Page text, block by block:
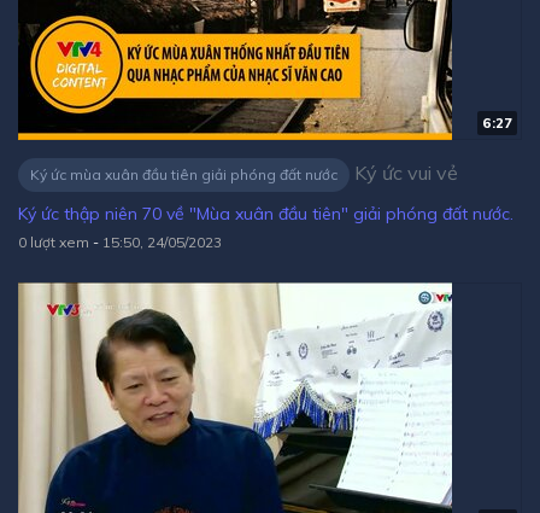
6:27
Ký ức mùa xuân đầu tiên giải phóng đất nước Ký ức vui vẻ
Ký ức thập niên 70 về "Mùa xuân đầu tiên" giải phóng đất nước.
0 lượt xem - 15:50, 24/05/2023